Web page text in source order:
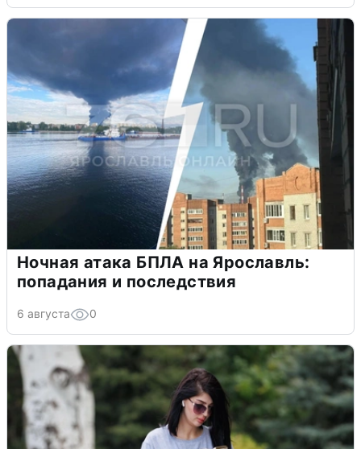
Ночная атака БПЛА на Ярославль:
попадания и последствия
6 августа 0